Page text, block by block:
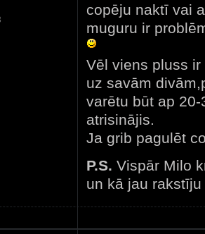
copēju naktī vai
muguru ir
Vēl viens pluss
uz savām
varētu būt ap
atrisinājis.
Ja grib pagulēt
P.S. Vispār Milo
un kā jau